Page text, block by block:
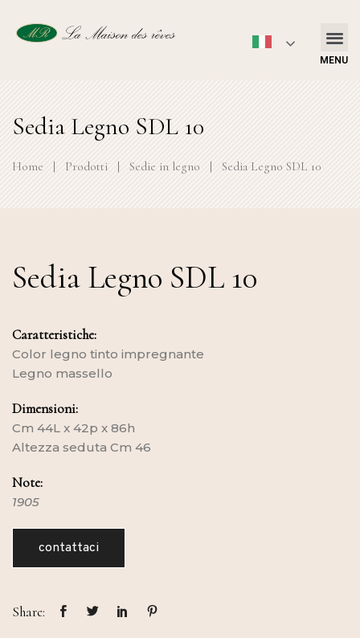
MENU
Sedia Legno SDL 10
Home | Prodotti | Sedie in legno | Sedia Legno SDL 10
Sedia Legno SDL 10
Caratteristiche:
Color legno tinto impregnante
Legno massello
Dimensioni:
Cm 44L x 42p x 86h
Altezza seduta Cm 46
Note:
1905
contattaci
Share: